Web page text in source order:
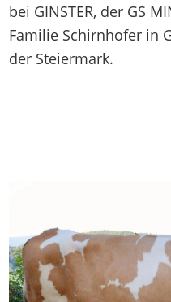
bei GINSTER, der GS
Familie Schirnhofer in
der Steiermark.